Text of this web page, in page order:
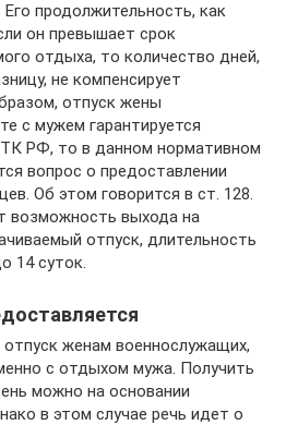
продолжительность, как
он превышает срок
отдыха, то количество дней,
не компенсирует
отпуск жены
с мужем гарантируется
РФ, то в данном нормативном
вопрос о предоставлении
Об этом говорится в ст. 128.
возможность выхода на
отпуск, длительность
14 суток.
женам военнослужащих,
с отдыхом мужа. Получить
можно на основании
в этом случае речь идет о